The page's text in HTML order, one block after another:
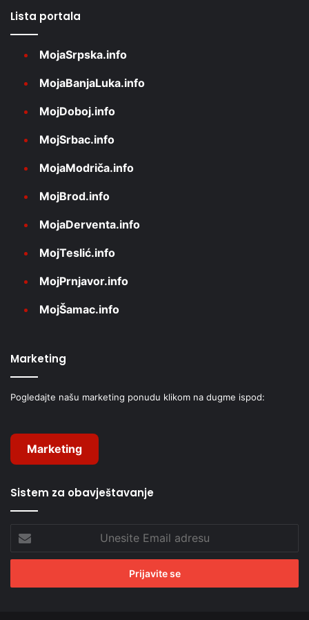
Lista portala
MojaSrpska.info
MojaBanjaLuka.info
MojDoboj.info
MojSrbac.info
MojaModriča.info
MojBrod.info
MojaDerventa.info
MojTeslić.info
MojPrnjavor.info
MojŠamac.info
Marketing
Pogledajte našu marketing ponudu klikom na dugme ispod:
Marketing
Sistem za obavještavanje
Email
adresu